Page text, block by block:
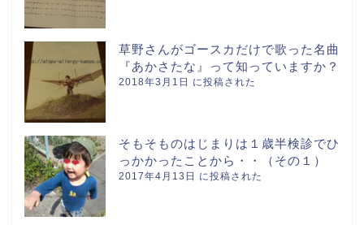
草野さんがゴースカだけで歌った名曲
『あかさたな』って知っていますか？
2018年3月1日 に投稿された
そもそものはじまりは１歳半検診でひ
っかかったことから・・（その１）
2017年4月13日 に投稿された